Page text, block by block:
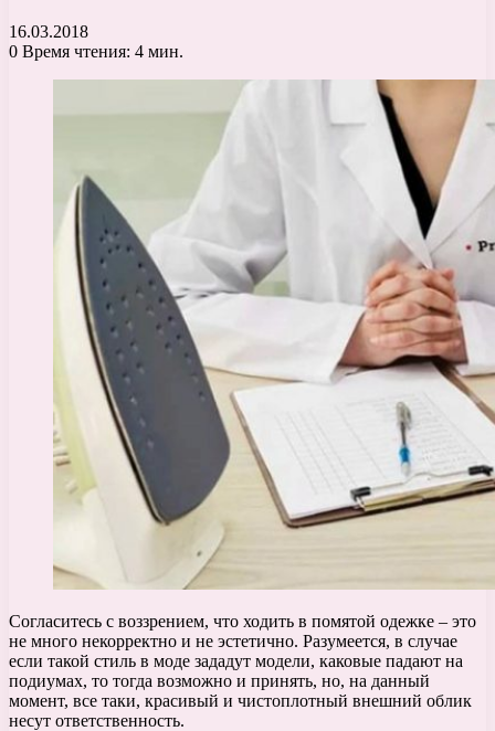
16.03.2018
0 Время чтения: 4 мин.
Согласитесь с воззрением, что ходить в помятой одежке – это
не много некорректно и не эстетично. Разумеется, в случае
если такой стиль в моде зададут модели, каковые падают на
подиумах, то тогда возможно и принять, но, на данный
момент, все таки, красивый и чистоплотный внешний облик
несут ответственность.